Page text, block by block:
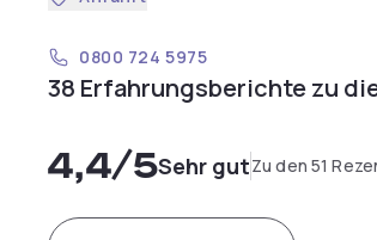
0800 724 5975
38 Erfahrungsberichte zu
4,4/5Sehr gutZu den 51